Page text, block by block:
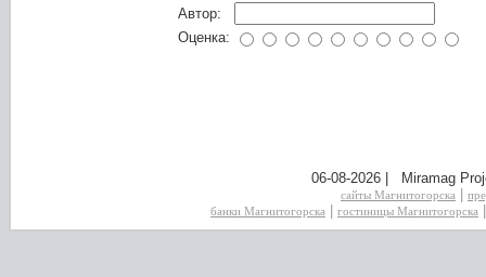
Автор:
Оценка:
06-08-2026 | Miramag
сайты Магнитогорска
банки Магнитогорска
гостиницы Магнитогорска